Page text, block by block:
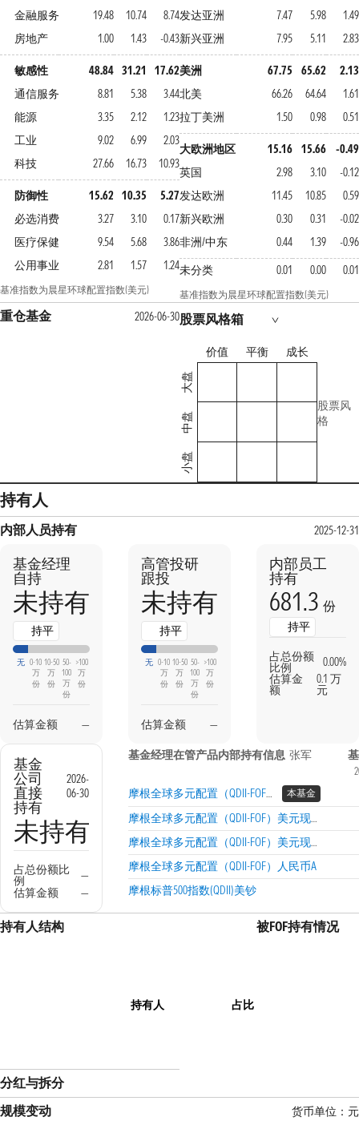
金融服务
19.48 10.74
8.74
房地产
1.00 1.43 -0.43
敏感性 48.84 31.21
17.62
通信服务
8.81 5.38
3.44
能源
3.35 2.12
1.23
工业
9.02 6.99
2.03
科技
27.66 16.73 10.93
防御性 15.62 10.35
5.27
必选消费
3.27 3.10
0.17
医疗保健
9.54 5.68
3.86
公用事业
2.81 1.57 1.24
基准指数为晨星环球配置指数(美元)
发达亚洲
7.47 5.98
1.49
新兴亚洲
7.95 5.11 2.83
美洲 67.75 65.62
2.13
北美
66.26 64.64
1.61
拉丁美洲
1.50 0.98 0.51
大欧洲地区 15.16 15.66
-0.49
英国
2.98 3.10
-0.12
发达欧洲
11.45 10.85
0.59
新兴欧洲
0.30 0.31
-0.02
非洲/中东
0.44 1.39
-0.96
未分类
0.01 0.00 0.01
基准指数为晨星环球配置指数(美元)
重仓基金 2026-06-30股票风格箱
价值 平衡 成长
大盘
中盘
小盘
股票风
格
持有人
内部人员持有 2025-12-31
基金经理
自持
未持有
持平
无 0-10
万
份
10-50
万
份
50-
100
万
份
>100
万
份
估算金额 —
高管投研
跟投
未持有
持平
无 0-10
万
份
10-50
万
份
50-
100
万
份
>100
万
份
估算金额 —
内部员工
持有
681.3 份
持平
占总份额
比例
0.00%
估算金
额
0.1 万
元
基金
公司
直接
持有
2026-
06-30
未持有
占总份额比
例
—
估算金额
—
基金经理在管产品内部持有信息 张军
摩根全球多元配置（QDII-FOF）人民币C 本基金
摩根全球多元配置（QDII-FOF）美元现钞
摩根全球多元配置（QDII-FOF）美元现汇
摩根全球多元配置（QDII-FOF）人民币A
摩根标普500指数(QDII)美钞
持有人结构
持有人 占比
被FOF持有情况
分红与拆分
规模变动
货币单位：元